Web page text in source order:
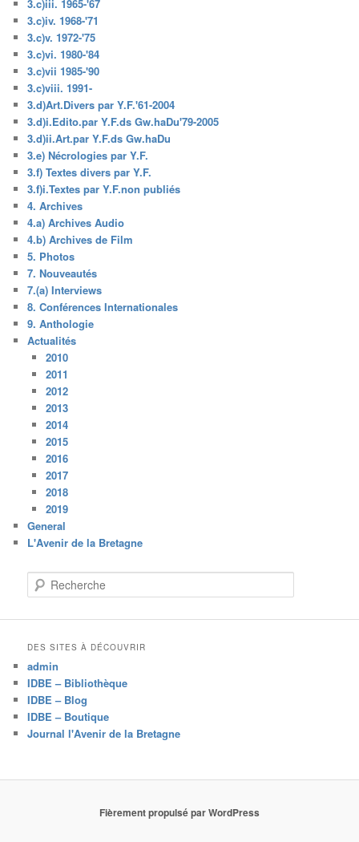
3.c)iii. 1965-'67
3.c)iv. 1968-'71
3.c)v. 1972-'75
3.c)vi. 1980-'84
3.c)vii 1985-'90
3.c)viii. 1991-
3.d)Art.Divers par Y.F.'61-2004
3.d)i.Edito.par Y.F.ds Gw.haDu'79-2005
3.d)ii.Art.par Y.F.ds Gw.haDu
3.e) Nécrologies par Y.F.
3.f) Textes divers par Y.F.
3.f)i.Textes par Y.F.non publiés
4. Archives
4.a) Archives Audio
4.b) Archives de Film
5. Photos
7. Nouveautés
7.(a) Interviews
8. Conférences Internationales
9. Anthologie
Actualités
2010
2011
2012
2013
2014
2015
2016
2017
2018
2019
General
L'Avenir de la Bretagne
e
c
h
e
DES SITES À DÉCOUVRIR
admin
IDBE – Bibliothèque
IDBE – Blog
IDBE – Boutique
Journal l'Avenir de la Bretagne
Fièrement propulsé par WordPress